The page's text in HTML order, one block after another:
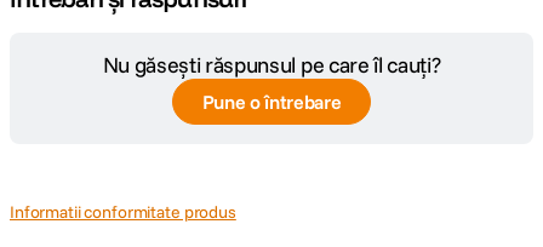
Nu găsești răspunsul pe care îl cauți?
Pune o întrebare
Informatii conformitate produs